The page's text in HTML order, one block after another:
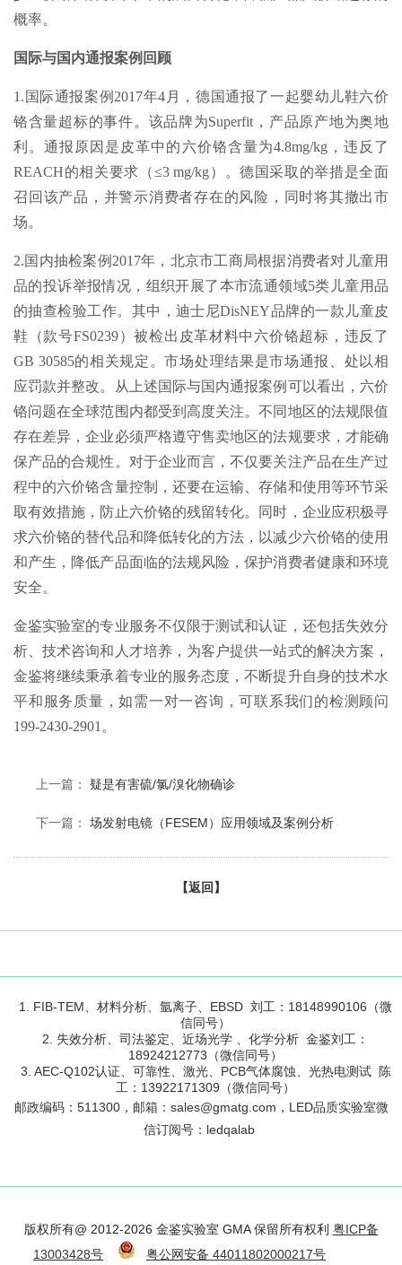
概率。
国际与国内通报案例回顾
1.国际通报案例2017年4月，德国通报了一起婴幼儿鞋六价
铬含量超标的事件。该品牌为Superfit，产品原产地为奥地
利。通报原因是皮革中的六价铬含量为4.8mg/kg，违反了
REACH的相关要求（≤3 mg/kg）。德国采取的举措是全面
召回该产品，并警示消费者存在的风险，同时将其撤出市
场。
2.国内抽检案例2017年，北京市工商局根据消费者对儿童用
品的投诉举报情况，组织开展了本市流通领域5类儿童用品
的抽查检验工作。其中，迪士尼DisNEY品牌的一款儿童皮
鞋（款号FS0239）被检出皮革材料中六价铬超标，违反了
GB 30585的相关规定。市场处理结果是市场通报、处以相
应罚款并整改。从上述国际与国内通报案例可以看出，六价
铬问题在全球范围内都受到高度关注。不同地区的法规限值
存在差异，企业必须严格遵守售卖地区的法规要求，才能确
保产品的合规性。对于企业而言，不仅要关注产品在生产过
程中的六价铬含量控制，还要在运输、存储和使用等环节采
取有效措施，防止六价铬的残留转化。同时，企业应积极寻
求六价铬的替代品和降低转化的方法，以减少六价铬的使用
和产生，降低产品面临的法规风险，保护消费者健康和环境
安全。
金鉴实验室的专业服务不仅限于测试和认证，还包括失效分
析、技术咨询和人才培养，为客户提供一站式的解决方案，
金鉴将继续秉承着专业的服务态度，不断提升自身的技术水
平和服务质量，如需一对一咨询，可联系我们的检测顾问
199-2430-2901。
上一篇： 疑是有害硫/氯/溴化物确诊
下一篇： 场发射电镜（FESEM）应用领域及案例分析
【返回】
1. FIB-TEM、材料分析、氩离子、EBSD 刘工：18148990106（微
信同号）
2. 失效分析、司法鉴定、近场光学 、化学分析 金鉴刘工：
18924212773（微信同号）
3. AEC-Q102认证、可靠性、激光、PCB气体腐蚀、光热电测试 陈
工：13922171309（微信同号）
邮政编码： 511300，邮箱：sales@gmatg.com，LED品质实验室微
信订阅号：ledqalab
版权所有@ 2012-2026 金鉴实验室 GMA 保留所有权利 粤ICP备
13003428号
粤公网安备 44011802000217号